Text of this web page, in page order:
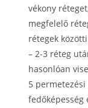
vékony
megfelelő
rétegek
– 2-3 réteg
hasonlóan
5 permetezési
fedőképesség